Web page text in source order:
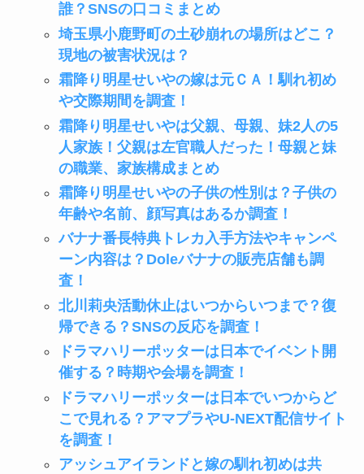
誰？SNSの口コミまとめ
埼玉県小鹿野町の土砂崩れの場所はどこ？
現地の被害状況は？
霜降り明星せいやの嫁は元ＣＡ！馴れ初め
や交際期間を調査！
霜降り明星せいやは父親、母親、妹2人の5
人家族！父親は左官職人だった！母親と妹
の職業、家族構成まとめ
霜降り明星せいやの子供の性別は？子供の
年齢や名前、顔写真はあるか調査！
バナナ番長特典トレカ入手方法やキャンペ
ーン内容は？Doleバナナの販売店舗も調
査！
北川莉央活動休止はいつからいつまで？復
帰できる？SNSの反応を調査！
ドラマハリーポッターは日本でイベント開
催する？時期や会場を調査！
ドラマハリーポッターは日本でいつからど
こで見れる？アマプラやU-NEXT配信サイト
を調査！
アッシュアイランドと嫁の馴れ初めは共